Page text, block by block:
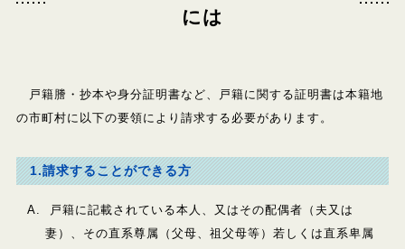
には
戸籍謄・抄本や身分証明書など、戸籍に関する証明書は本籍地
の市町村に以下の要領により請求する必要があります。
1.請求することができる方
戸籍に記載されている本人、又はその配偶者（夫又は
妻）、その直系尊属（父母、祖父母等）若しくは直系卑属